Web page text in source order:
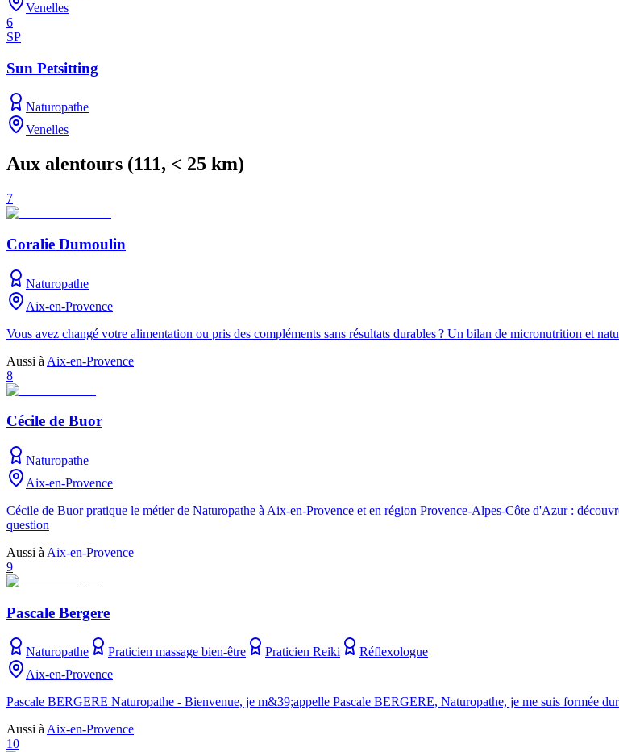
Venelles
6
SP
Sun Petsitting
Naturopathe
Venelles
Aux alentours (111, < 25 km)
7
Coralie Dumoulin
Naturopathe
Aix-en-Provence
Vous avez changé votre alimentation ou pris des compléments sans résultats durables ? Un bilan de micronutrition et
Aussi à Aix-en-Provence
8
Cécile de Buor
Naturopathe
Aix-en-Provence
Cécile de Buor pratique le métier de Naturopathe à Aix-en-Provence et en région Provence-Alpes-Côte d'Azur :
question
Aussi à Aix-en-Provence
9
Pascale Bergere
Naturopathe Praticien massage bien-être Praticien Reiki
Réflexologue
Aix-en-Provence
Pascale BERGERE Naturopathe - Bienvenue, je m&39;appelle Pascale BERGERE, Naturopathe, je me suis formée
Aussi àAix-en-Provence
10